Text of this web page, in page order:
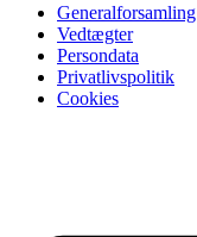
Generalforsamling
Vedtægter
Persondata
Privatlivspolitik
Cookies